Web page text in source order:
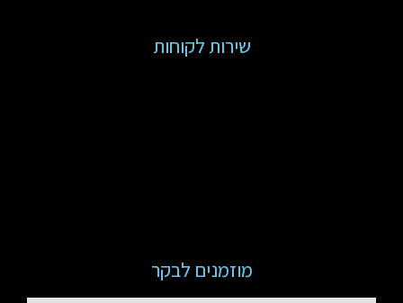
שירות לקוחות
מוזמנים לבקר